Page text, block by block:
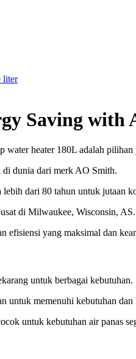
liter
Saving with
water heater 180L adalah pilihan
di dunia dari merk AO Smith.
dari 80 tahun untuk jutaan
di Milwaukee, Wisconsin, AS.
yang maksimal dan
untuk berbagai kebutuhan.
untuk memenuhi kebutuhan
untuk kebutuhan air panas